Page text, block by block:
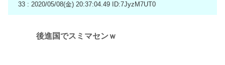
33 : 2020/05/08(金) 20:37:04.49 ID:7JyzM7UT0
後進国でスミマセンｗ